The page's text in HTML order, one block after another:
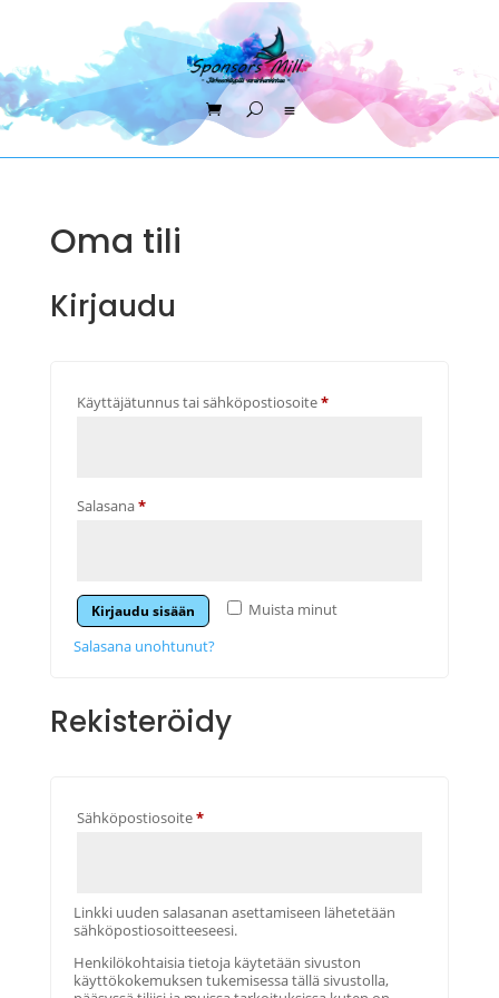
Oma tili
Kirjaudu
Käyttäjätunnus tai sähköpostiosoite*Vaaditaan
Salasana*Vaaditaan
Muista minut
Kirjaudu sisään
Salasana unohtunut?
Rekisteröidy
Sähköpostiosoite*Vaaditaan
Linkki uuden salasanan asettamiseen lähetetään
sähköpostiosoitteeseesi.
Henkilökohtaisia tietoja käytetään sivuston
käyttökokemuksen tukemisessa tällä sivustolla,